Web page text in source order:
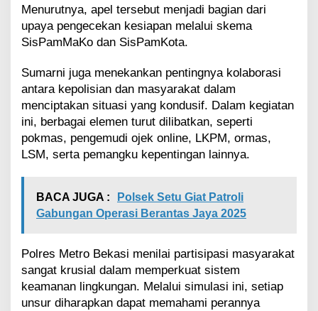
a
n
Menurutnya, apel tersebut menjadi bagian dari
upaya pengecekan kesiapan melalui skema
SisPamMaKo dan SisPamKota.
Sumarni juga menekankan pentingnya kolaborasi
antara kepolisian dan masyarakat dalam
menciptakan situasi yang kondusif. Dalam kegiatan
ini, berbagai elemen turut dilibatkan, seperti
pokmas, pengemudi ojek online, LKPM, ormas,
LSM, serta pemangku kepentingan lainnya.
BACA JUGA :
Polsek Setu Giat Patroli
Gabungan Operasi Berantas Jaya 2025
Polres Metro Bekasi menilai partisipasi masyarakat
sangat krusial dalam memperkuat sistem
keamanan lingkungan. Melalui simulasi ini, setiap
unsur diharapkan dapat memahami perannya